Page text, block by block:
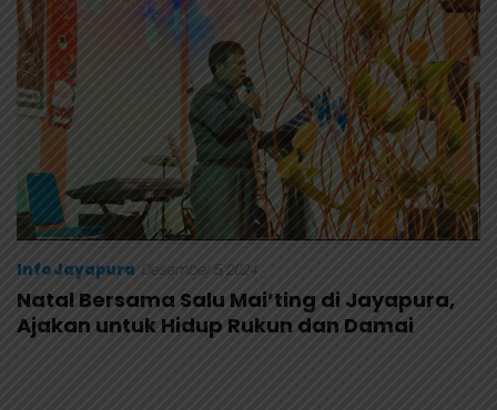
Info Jayapura Desember 5, 2024
Natal Bersama Salu Mai’ting di Jayapura,
Ajakan untuk Hidup Rukun dan Damai